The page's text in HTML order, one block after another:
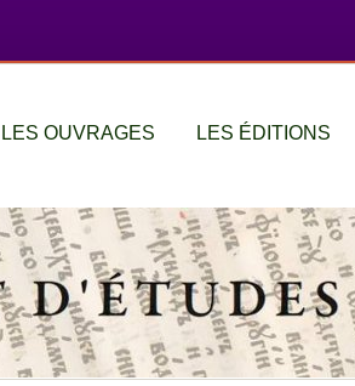
LES OUVRAGES LES ÉDITIONS